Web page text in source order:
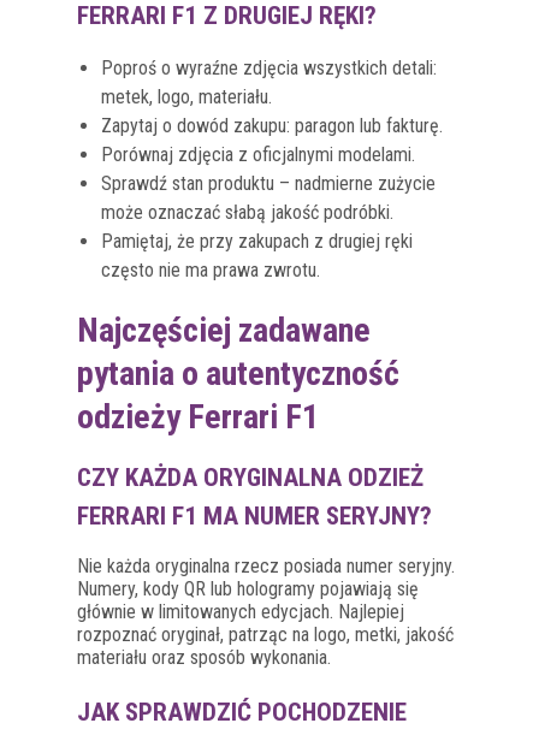
FERRARI F1 Z DRUGIEJ RĘKI?
Poproś o wyraźne zdjęcia wszystkich detali:
metek, logo, materiału.
Zapytaj o dowód zakupu: paragon lub fakturę.
Porównaj zdjęcia z oficjalnymi modelami.
Sprawdź stan produktu – nadmierne zużycie
może oznaczać słabą jakość podróbki.
Pamiętaj, że przy zakupach z drugiej ręki
często nie ma prawa zwrotu.
Najczęściej zadawane
pytania o autentyczność
odzieży Ferrari F1
CZY KAŻDA ORYGINALNA ODZIEŻ
FERRARI F1 MA NUMER SERYJNY?
Nie każda oryginalna rzecz posiada numer seryjny.
Numery, kody QR lub hologramy pojawiają się
głównie w limitowanych edycjach. Najlepiej
rozpoznać oryginał, patrząc na logo, metki, jakość
materiału oraz sposób wykonania.
JAK SPRAWDZIĆ POCHODZENIE